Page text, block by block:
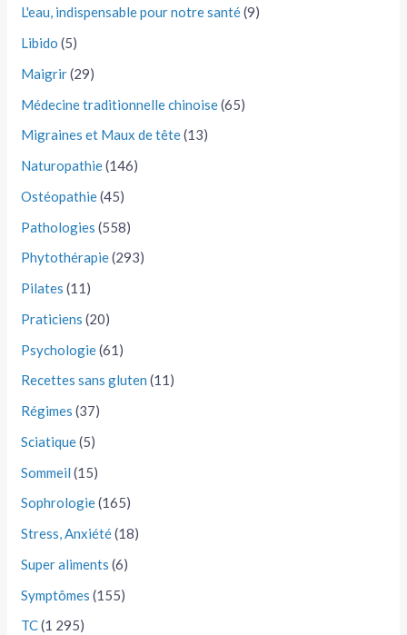
L'eau, indispensable pour notre santé(9)
Libido (5)
Maigrir(29)
Médecine traditionnelle chinoise(65)
Migraines et Maux de tête(13)
Naturopathie(146)
Ostéopathie(45)
Pathologies (558)
Phytothérapie(293)
Pilates (11)
Praticiens (20)
Psychologie(61)
Recettes sans gluten (11)
Régimes (37)
Sciatique(5)
Sommeil (15)
Sophrologie(165)
Stress, Anxiété(18)
Super aliments (6)
Symptômes (155)
TC(1 295)